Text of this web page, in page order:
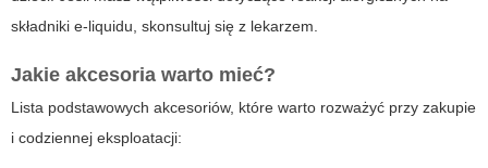
składniki e-liquidu, skonsultuj się z lekarzem.
Jakie akcesoria warto mieć?
Lista podstawowych akcesoriów, które warto rozważyć przy zakupie
i codziennej eksploatacji: